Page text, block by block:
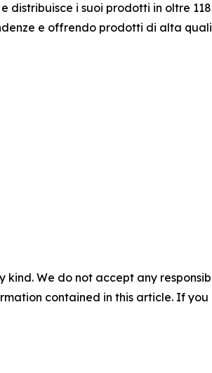
i suoi prodotti in oltre
e offrendo prodotti di alta
kind. We do not accept any
contained in this article. If